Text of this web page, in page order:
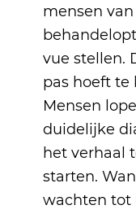
mensen
vue stellen.
pas hoeft te
Mensen
duidelijke
het verhaal
starten.
wachten tot